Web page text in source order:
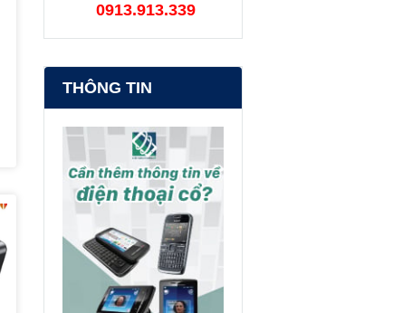
0913.913.339
THÔNG TIN